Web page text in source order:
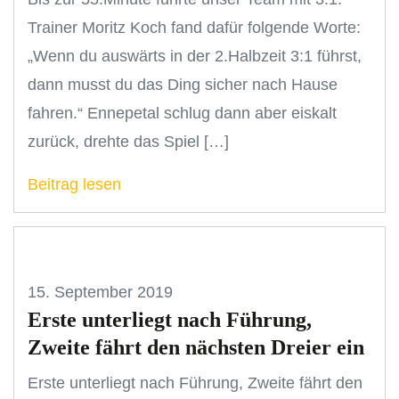
Trainer Moritz Koch fand dafür folgende Worte:
„Wenn du auswärts in der 2.Halbzeit 3:1 führst,
dann musst du das Ding sicher nach Hause
fahren.“ Ennepetal schlug dann aber eiskalt
zurück, drehte das Spiel […]
Beitrag lesen
15. September 2019
Erste unterliegt nach Führung,
Zweite fährt den nächsten Dreier ein
Erste unterliegt nach Führung, Zweite fährt den